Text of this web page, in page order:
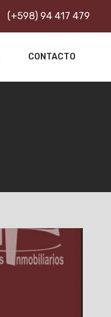
(+598) 94 417 479
CONTACTO